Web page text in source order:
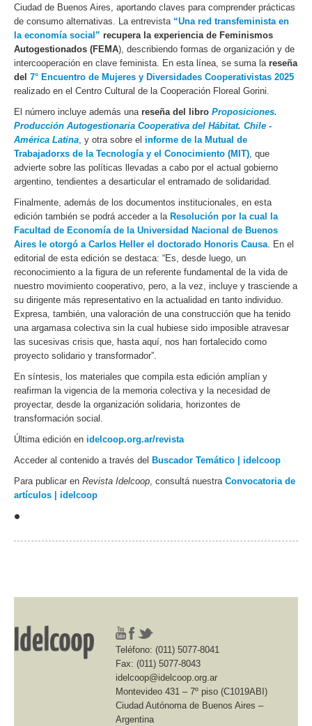
Ciudad de Buenos Aires, aportando claves para comprender prácticas
de consumo alternativas. La entrevista “Una red transfeminista en
la economía social” recupera la experiencia de Feminismos
Autogestionados (FEMA), describiendo formas de organización y de
intercooperación en clave feminista. En esta línea, se suma la reseña
del 7° Encuentro de Mujeres y Diversidades Cooperativistas 2025
realizado en el Centro Cultural de la Cooperación Floreal Gorini.
El número incluye además una reseña del libro Proposiciones.
Producción Autogestionaria Cooperativa del Hábitat. Chile -
América Latina, y otra sobre el informe de la Mutual de
Trabajadorxs de la Tecnología y el Conocimiento (MIT), que
advierte sobre las políticas llevadas a cabo por el actual gobierno
argentino, tendientes a desarticular el entramado de solidaridad.
Finalmente, además de los documentos institucionales, en esta
edición también se podrá acceder a la Resolución por la cual la
Facultad de Economía de la Universidad Nacional de Buenos
Aires le otorgó a Carlos Heller el doctorado Honoris Causa. En el
editorial de esta edición se destaca: “Es, desde luego, un
reconocimiento a la figura de un referente fundamental de la vida de
nuestro movimiento cooperativo, pero, a la vez, incluye y trasciende a
su dirigente más representativo en la actualidad en tanto individuo.
Expresa, también, una valoración de una construcción que ha tenido
una argamasa colectiva sin la cual hubiese sido imposible atravesar
las sucesivas crisis que, hasta aquí, nos han fortalecido como
proyecto solidario y transformador”.
En síntesis, los materiales que compila esta edición amplían y
reafirman la vigencia de la memoria colectiva y la necesidad de
proyectar, desde la organización solidaria, horizontes de
transformación social.
Última edición en idelcoop.org.ar/revista
Acceder al contenido a través del Buscador Temático | idelcoop
Para publicar en Revista Idelcoop, consultá nuestra Convocatoria de
artículos | idelcoop
•
Teléfono: (011) 5077-8041
Fax: (011) 5077-8043
idelcoop@idelcoop.org.ar
Montevideo 431 – 7º piso (C1019ABI)
Ciudad Autónoma de Buenos Aires –
Argentina